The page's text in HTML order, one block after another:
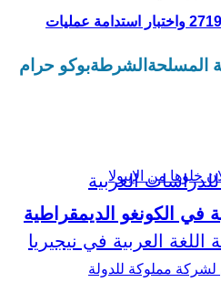
متلازمة مقديشو: القرار 2719 واختبار استدامة عمليات
المسلحة الشرطةبوكو حرام